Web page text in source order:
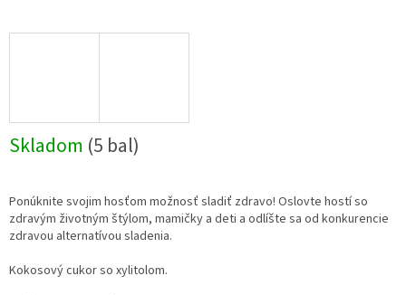
Skladom (5 bal)
Ponúknite svojim hosťom možnosť sladiť zdravo! Oslovte hostí so
zdravým životným štýlom, mamičky a deti a odlíšte sa od konkurencie
zdravou alternatívou sladenia.
Kokosový cukor so xylitolom.